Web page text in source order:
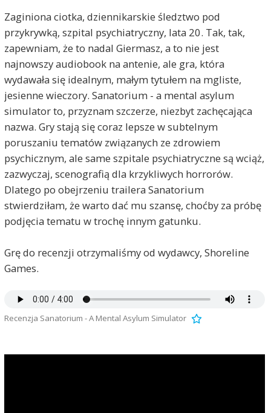
Zaginiona ciotka, dziennikarskie śledztwo pod
przykrywką, szpital psychiatryczny, lata 20. Tak, tak,
zapewniam, że to nadal Giermasz, a to nie jest
najnowszy audiobook na antenie, ale gra, która
wydawała się idealnym, małym tytułem na mgliste,
jesienne wieczory. Sanatorium - a mental asylum
simulator to, przyznam szczerze, niezbyt zachęcająca
nazwa. Gry stają się coraz lepsze w subtelnym
poruszaniu tematów związanych ze zdrowiem
psychicznym, ale same szpitale psychiatryczne są wciąż,
zazwyczaj, scenografią dla krzykliwych horrorów.
Dlatego po obejrzeniu trailera Sanatorium
stwierdziłam, że warto dać mu szansę, choćby za próbę
podjęcia tematu w trochę innym gatunku.
Grę do recenzji otrzymaliśmy od wydawcy, Shoreline
Games.
Recenzja Sanatorium - A Mental Asylum Simulator